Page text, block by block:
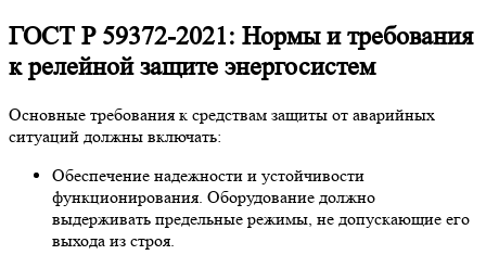
ГОСТ Р 59372-2021: Нормы и требования
к релейной защите энергосистем
Основные требования к средствам защиты от аварийных
ситуаций должны включать:
Обеспечение надежности и устойчивости
функционирования. Оборудование должно
выдерживать предельные режимы, не допускающие его
выхода из строя.